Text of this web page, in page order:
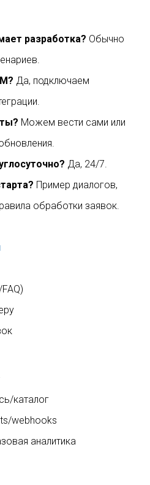
разработка? Обычно
Да, подключаем
Можем вести сами или
Да, 24/7.
Пример диалогов,
обработки заявок.
каталог
webhooks
аналитика